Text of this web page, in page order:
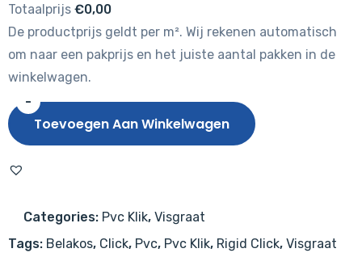
Totaalprijs €0,00
De productprijs geldt per m². Wij rekenen automatisch
om naar een pakprijs en het juiste aantal pakken in de
winkelwagen.
-
Belakos
Palazzo
XL
Rigid
Click
Toevoegen Aan Winkelwagen
Categories: Pvc Klik, Visgraat
Tags: Belakos, Click, Pvc, Pvc Klik, Rigid Click, Visgraat